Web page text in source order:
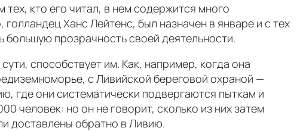
кто его читал, в нем содержится много
Ханс Лейтенс, был назначен в январе и с тех
большую прозрачность своей деятельности.
способствует им. Как, например, когда она
с Ливийской береговой охраной —
где они систематически подвергаются пыткам и
человек: но он не говорит, сколько из них затем
доставлены обратно в Ливию.